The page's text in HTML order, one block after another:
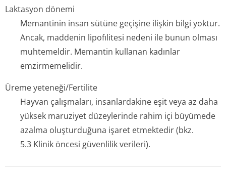
Laktasyon dönemi
Memantinin insan sütüne geçişine ilişkin bilgi yoktur.
Ancak, maddenin lipofılitesi nedeni ile bunun olması
muhtemeldir. Memantin kullanan kadınlar
emzirmemelidir.
Üreme yeteneği/Fertilite
Hayvan çalışmaları, insanlardakine eşit veya az daha
yüksek maruziyet düzeylerinde rahim içi büyümede
azalma oluşturduğuna işaret etmektedir(bkz.
5.3 Klinik öncesi güvenlilik verileri).